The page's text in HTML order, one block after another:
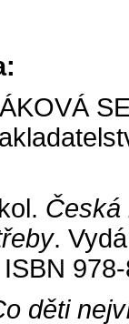
Česká
.
děti